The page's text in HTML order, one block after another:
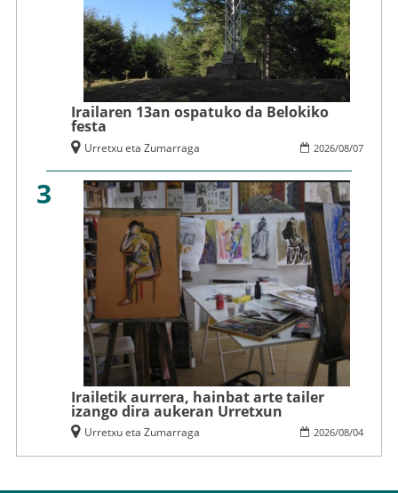
Irailaren 13an ospatuko da Belokiko
festa
2026/08/07
Urretxu eta Zumarraga
3
Irailetik aurrera, hainbat arte tailer
izango dira aukeran Urretxun
2026/08/04
Urretxu eta Zumarraga